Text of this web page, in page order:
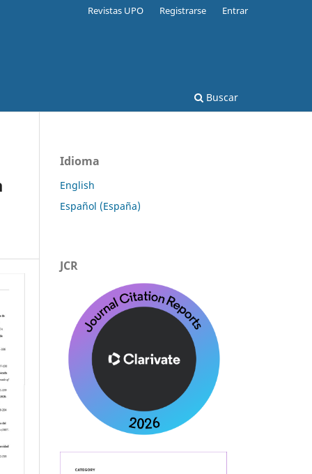
Buscar
Revistas UPO Registrarse Entrar
Idioma
English
Español (España)
JCR